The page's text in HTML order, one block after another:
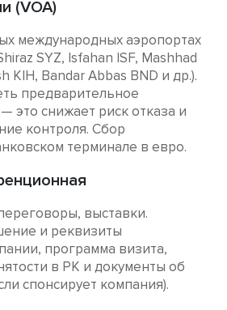
(VOA)
международных аэропортах
SYZ, Isfahan ISF, Mashhad
KIH, Bandar Abbas BND и др.).
предварительное
это снижает риск отказа и
контроля. Сбор
терминале в евро.
выставки.
и реквизиты
программа визита,
в РК и документы об
спонсирует компания).